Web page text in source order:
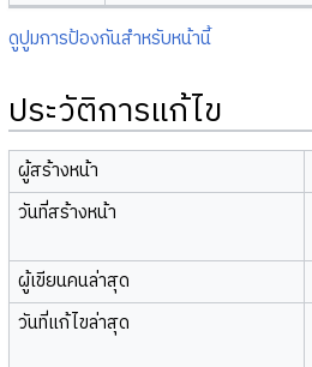
ดูปูมการป้องกันสำหรับหน้านี้
ประวัติการแก้ไข
ผู้สร้างหน้า
วันที่สร้างหน้า
ผู้เขียนคนล่าสุด
วันที่แก้ไขล่าสุด